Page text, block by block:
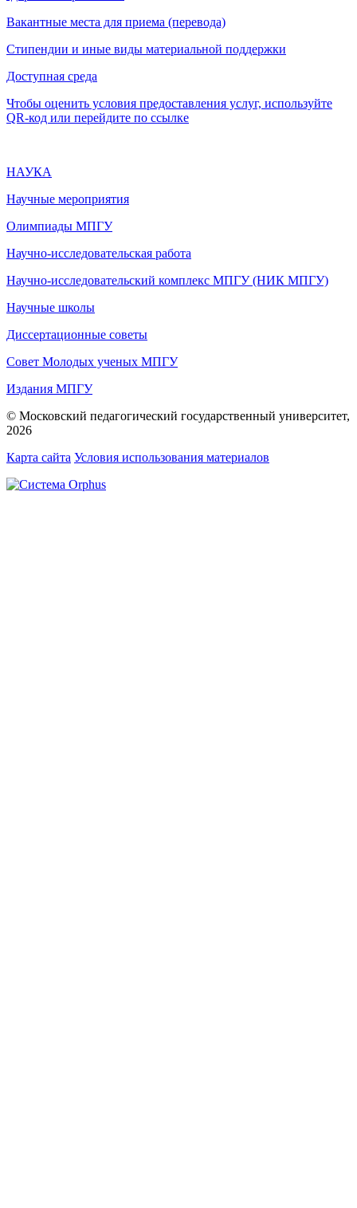
Вакантные места для приема (перевода)
Стипендии и иные виды материальной поддержки
Доступная среда
Чтобы оценить условия предоставления услуг, используйте
QR-код или перейдите по ссылке
НАУКА
Научные мероприятия
Олимпиады МПГУ
Научно-исследовательская работа
Научно-исследовательский комплекс МПГУ (НИК МПГУ)
Научные школы
Диссертационные советы
Совет Молодых ученых МПГУ
Издания МПГУ
© Московский педагогический государственный университет,
2026
Карта сайта Условия использования материалов